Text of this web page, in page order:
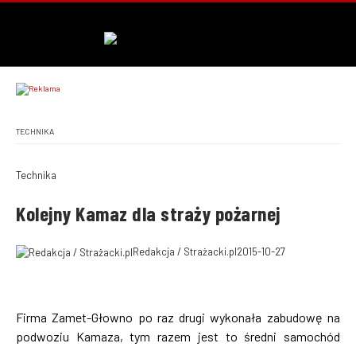
TECHNIKA
Technika
Kolejny Kamaz dla straży pożarnej
Redakcja / Strażacki.pl2015-10-27
Firma Zamet-Głowno po raz drugi wykonała zabudowę na
podwoziu Kamaza, tym razem jest to średni samochód